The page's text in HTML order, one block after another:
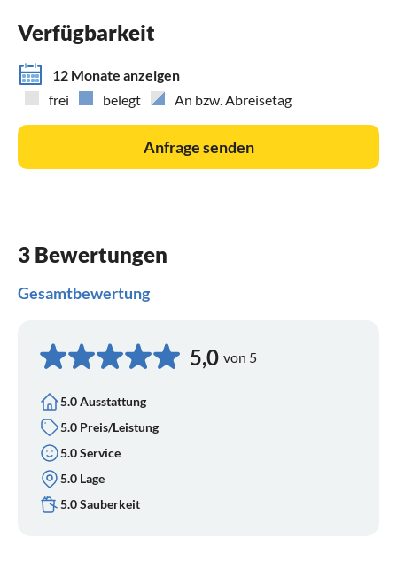
Verfügbarkeit
12 Monate anzeigen
frei
belegt An bzw. Abreisetag
Anfrage senden
3 Bewertungen
Gesamtbewertung
5,0 von 5
5.0 Ausstattung
5.0 Preis/Leistung
5.0 Service
5.0 Lage
5.0 Sauberkeit